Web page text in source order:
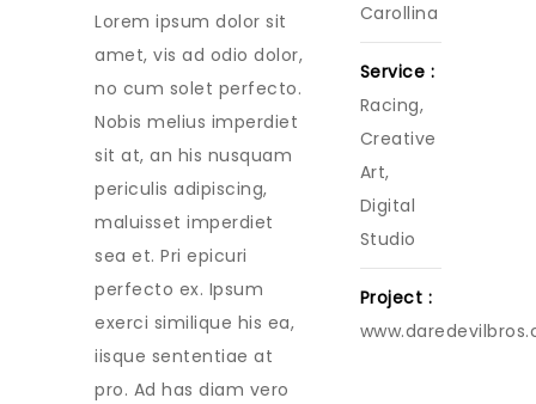
Lorem ipsum dolor sit
amet, vis ad odio dolor,
no cum solet perfecto.
Nobis melius imperdiet
sit at, an his nusquam
periculis adipiscing,
maluisset imperdiet
sea et. Pri epicuri
perfecto ex. Ipsum
exerci similique his ea,
iisque sententiae at
pro. Ad has diam vero
Carollina
Service :
Racing,
Creative
Art,
Digital
Studio
Project :